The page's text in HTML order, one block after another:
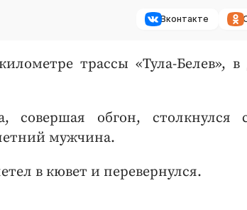
Вконтакте
трассы «Тула-Белев», в
совершая обгон, столкнулся
мужчина.
в кювет и перевернулся.